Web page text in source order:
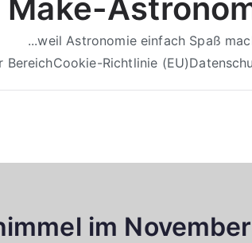
Make-
...weil Astronomie einfach Spaß
BereichCookie-Richtlinie (EU)
im